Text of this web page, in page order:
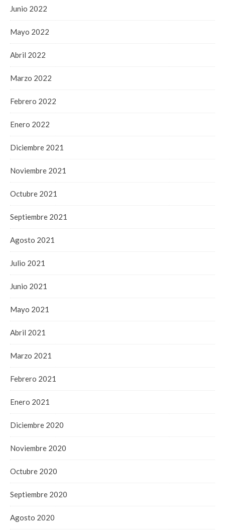
Junio 2022
Mayo 2022
Abril 2022
Marzo 2022
Febrero 2022
Enero 2022
Diciembre 2021
Noviembre 2021
Octubre 2021
Septiembre 2021
Agosto 2021
Julio 2021
Junio 2021
Mayo 2021
Abril 2021
Marzo 2021
Febrero 2021
Enero 2021
Diciembre 2020
Noviembre 2020
Octubre 2020
Septiembre 2020
Agosto 2020